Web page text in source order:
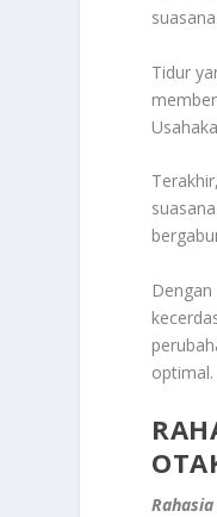
Tidur
optimal.